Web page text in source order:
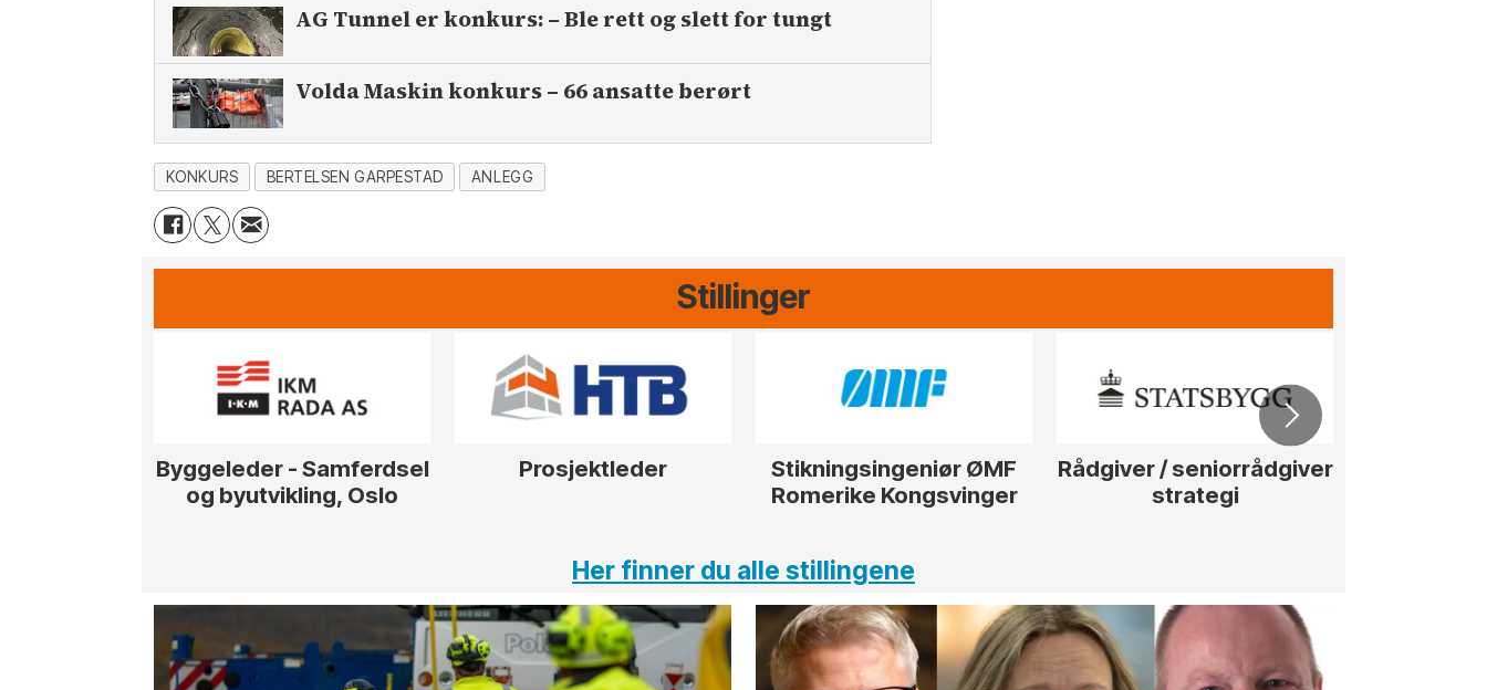
AG Tunnel er konkurs: – Ble rett og slett for tungt
Volda Maskin konkurs – 66 ansatte berørt
KONKURS BERTELSEN GARPESTAD ANLEGG
Stillinger
Byggeleder - Samferdsel
og byutvikling, Oslo
Prosjektleder
Stikningsingeniør ØMF
Romerike Kongsvinger
Rådgiver / seniorrådgiver
strategi
Her finner du alle stillingene